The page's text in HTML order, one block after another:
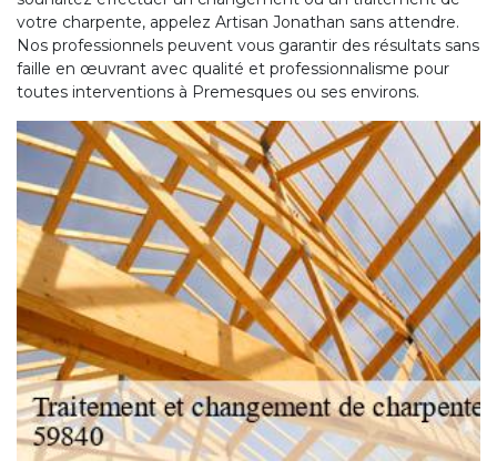
votre charpente, appelez Artisan Jonathan sans attendre.
Nos professionnels peuvent vous garantir des résultats sans
faille en œuvrant avec qualité et professionnalisme pour
toutes interventions à Premesques ou ses environs.